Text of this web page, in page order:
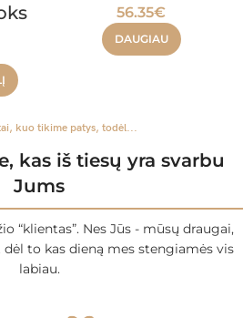
56.35€
DAUGIAU
kuo tikime patys, todėl...
kas iš tiesų yra svarbu
Jums
“klientas”. Nes Jūs - mūsų draugai,
to kas dieną mes stengiamės vis
labiau.